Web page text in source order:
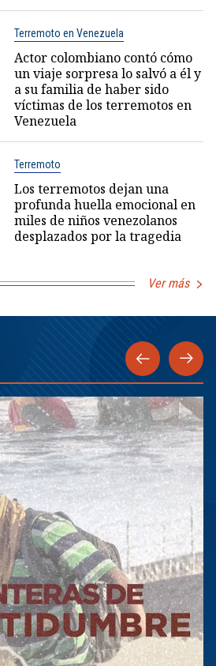
Terremoto en Venezuela
Actor colombiano contó cómo
un viaje sorpresa lo salvó a él y
a su familia de haber sido
víctimas de los terremotos en
Venezuela
Terremoto
Los terremotos dejan una
profunda huella emocional en
miles de niños venezolanos
desplazados por la tragedia
Ver más